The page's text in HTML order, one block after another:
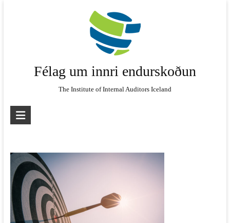
Félag um innri endurskoðun
The Institute of Internal Auditors Iceland